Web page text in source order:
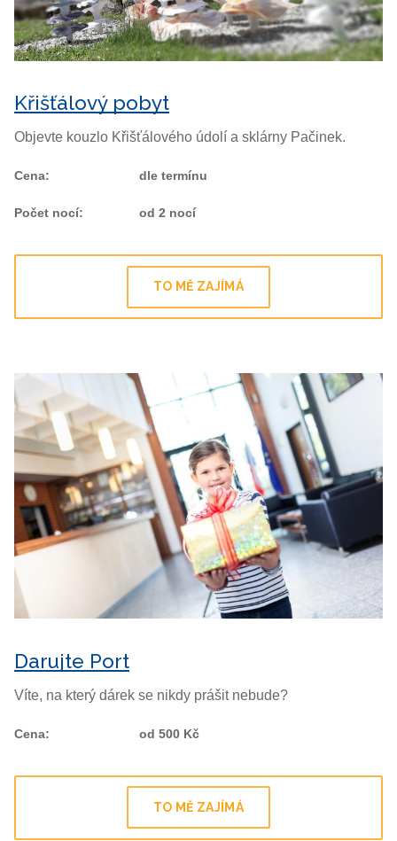
Křišťálový pobyt
Objevte kouzlo Křišťálového údolí a sklárny Pačinek.
Cena: dle termínu
Počet nocí: od 2 nocí
TO MĚ ZAJÍMÁ
Darujte Port
Víte, na který dárek se nikdy prášit nebude?
Cena: od 500 Kč
TO MĚ ZAJÍMÁ